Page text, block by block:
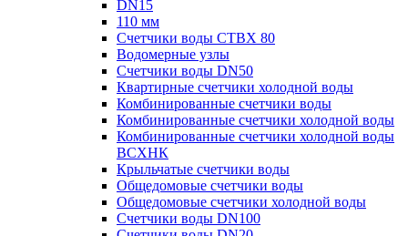
DN15
110 мм
Счетчики воды СТВХ 80
Водомерные узлы
Счетчики воды DN50
Квартирные счетчики холодной воды
Комбинированные счетчики воды
Комбинированные счетчики холодной воды
Комбинированные счетчики холодной воды
ВСХНК
Крыльчатые счетчики воды
Общедомовые счетчики воды
Общедомовые счетчики холодной воды
Счетчики воды DN100